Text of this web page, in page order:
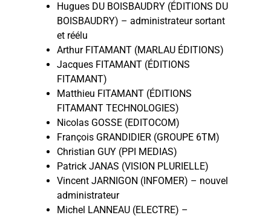
Hugues DU BOISBAUDRY (ÉDITIONS DU
BOISBAUDRY) – administrateur sortant
et réélu
Arthur FITAMANT (MARLAU ÉDITIONS)
Jacques FITAMANT (ÉDITIONS
FITAMANT)
Matthieu FITAMANT (ÉDITIONS
FITAMANT TECHNOLOGIES)
Nicolas GOSSE (EDITOCOM)
François GRANDIDIER (GROUPE 6TM)
Christian GUY (PPI MEDIAS)
Patrick JANAS (VISION PLURIELLE)
Vincent JARNIGON (INFOMER) – nouvel
administrateur
Michel LANNEAU (ELECTRE) –